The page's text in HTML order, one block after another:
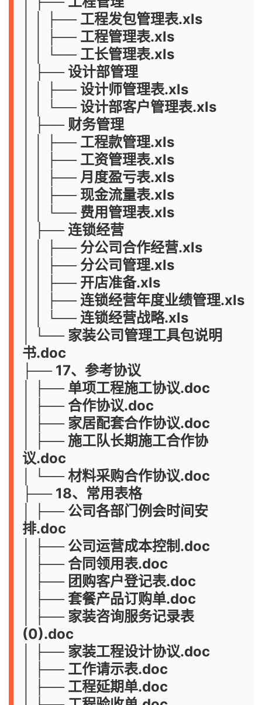
│ │ ├── 工程发包管理表.xls
│ │ ├── 工程管理表.xls
│ │ └── 工长管理表.xls
│ ├── 设计部管理
│ │ ├── 设计师管理表.xls
│ │ └── 设计部客户管理表.xls
│ ├── 财务管理
│ │ ├── 工程款管理.xls
│ │ ├── 工资管理表.xls
│ │ ├── 月度盈亏表.xls
│ │ ├── 现金流量表.xls
│ │ └── 费用管理表.xls
│ ├── 连锁经营
│ │ ├── 分公司合作经营.xls
│ │ ├── 分公司管理.xls
│ │ ├── 开店准备.xls
│ │ ├── 连锁经营年度业绩管理.xls
│ │ └── 连锁经营战略.xls
│ └── 家装公司管理工具包说明
书.doc
├── 17、参考协议
│ ├── 单项工程施工协议.doc
│ ├── 合作协议.doc
│ ├── 家居配套合作协议.doc
│ ├── 施工队长期施工合作协
议.doc
│ └── 材料采购合作协议.doc
├── 18、常用表格
│ ├── 公司各部门例会时间安
排.doc
│ ├── 公司运营成本控制.doc
│ ├── 合同领用表.doc
│ ├── 团购客户登记表.doc
│ ├── 套餐产品订购单.doc
│ ├── 家装咨询服务记录表
(0).doc
│ ├── 家装工程设计协议.doc
│ ├── 工作请示表.doc
│ ├── 工程延期单.doc